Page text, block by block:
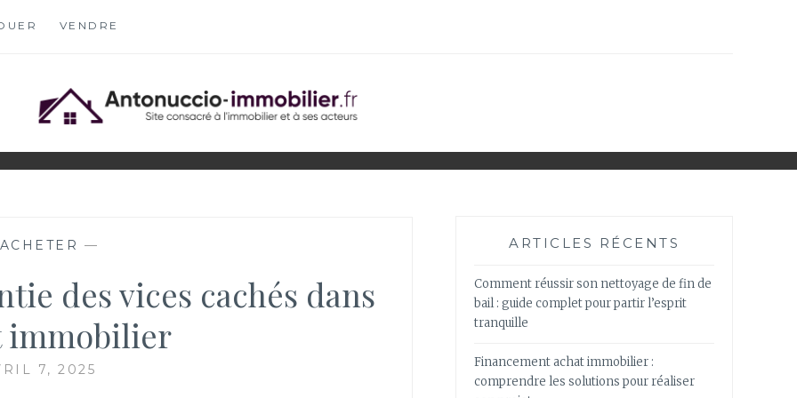
VENDRE
ACHETER —
des vices cachés dans
immobilier
7, 2025
ARTICLES RÉCENTS
Comment réussir son nettoyage de fin de
bail : guide complet pour partir l’esprit
tranquille
Financement achat immobilier :
comprendre les solutions pour réaliser